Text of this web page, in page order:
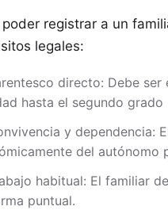
poder registrar a un
legales:
directo: Debe
hasta el segundo
y dependencia:
del autónomo
habitual: El familiar
puntual.